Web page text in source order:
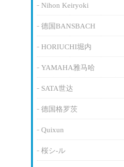
Nihon Keiryoki
德国BANSBACH
HORIUCHI堀内
YAMAHA雅马哈
SATA世达
德国格罗茨
Quixun
桜シ-ル